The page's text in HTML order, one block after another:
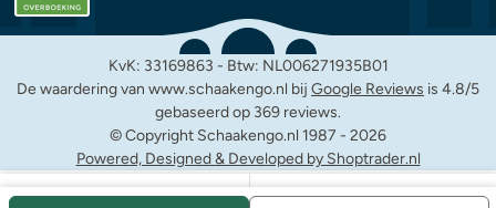
KvK: 33169863 - Btw: NL006271935B01
De waardering van www.schaakengo.nl bij Google Reviews is 4.8/5
gebaseerd op 369 reviews.
© Copyright Schaakengo.nl 1987 - 2026
Powered, Designed & Developed by Shoptrader.nl